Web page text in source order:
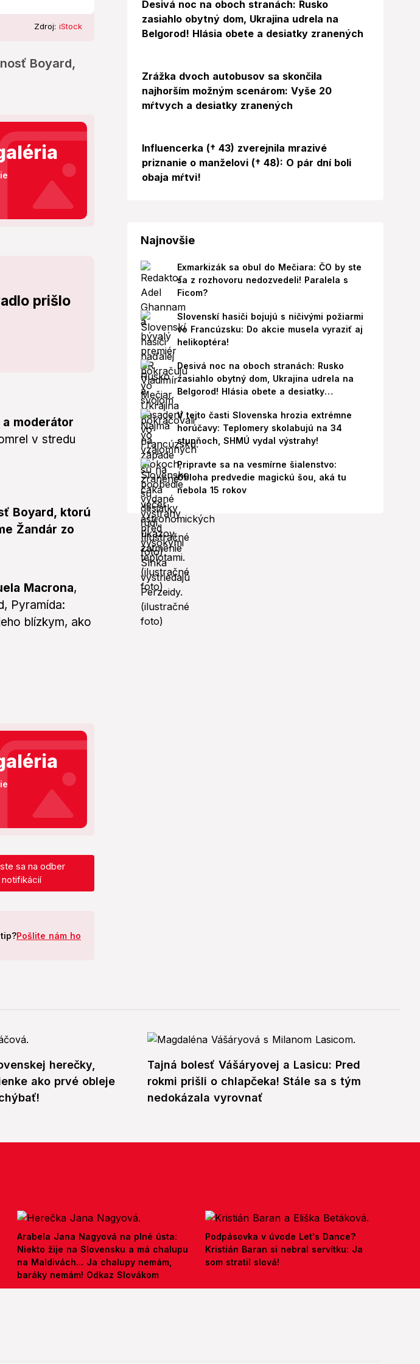
Zdroj: iStock
Boyard,
prišlo
moderátor
v stredu
Boyard, ktorú
Žandár zo
Macrona,
Pyramída:
blízkym, ako
sa na odber
notifikácií
Pošlite nám ho
Desivá noc na oboch stranách: Rusko
zasiahlo obytný dom, Ukrajina udrela na
Belgorod! Hlásia obete a desiatky zranených
Zrážka dvoch autobusov sa skončila
najhorším možným scenárom: Vyše 20
mŕtvych a desiatky zranených
Foto
Influencerka († 43) zverejnila mrazivé
priznanie o manželovi († 48): O pár dní boli
obaja mŕtvi!
Najnovšie
Exmarkizák sa obul do Mečiara: ČO by ste
sa z rozhovoru nedozvedeli! Paralela s
Ficom?
Slovenskí hasiči bojujú s ničivými požiarmi
vo Francúzsku: Do akcie musela vyraziť aj
helikoptéra!
Desivá noc na oboch stranách: Rusko
zasiahlo obytný dom, Ukrajina udrela na
Belgorod! Hlásia obete a desiatky
zranených
V tejto časti Slovenska hrozia extrémne
horúčavy: Teplomery skolabujú na 34
stupňoch, SHMÚ vydal výstrahy!
Pripravte sa na vesmírne šialenstvo:
Obloha predvedie magickú šou, aká tu
nebola 15 rokov
herečky,
ako prvé obleje
Tajná bolesť Vášáryovej a Lasicu: Pred
rokmi prišli o chlapčeka! Stále sa s tým
nedokázala vyrovnať
Arabela Jana Nagyová na plné ústa:
Niekto žije na Slovensku a má chalupu
na Maldivách... Ja chalupy nemám,
baráky nemám! Odkaz Slovákom
Podpásovka v úvode Let's Dance?
Kristián Baran si nebral servítku: Ja
som stratil slová!